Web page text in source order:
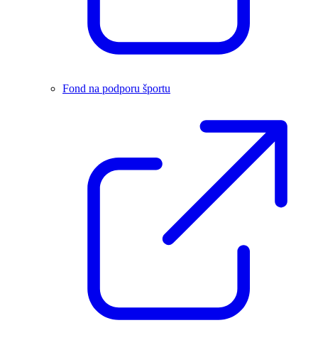
Fond na podporu športu